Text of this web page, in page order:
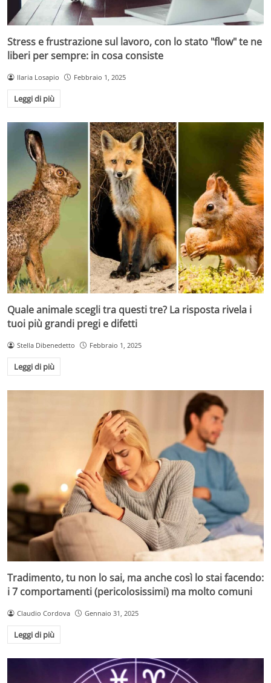
Stress e frustrazione sul lavoro, con lo stato "flow" te ne
liberi per sempre: in cosa consiste
Ilaria Losapio Febbraio 1, 2025
Leggi di più
Quale animale scegli tra questi tre? La risposta rivela i
tuoi più grandi pregi e difetti
Stella Dibenedetto Febbraio 1, 2025
Leggi di più
Tradimento, tu non lo sai, ma anche così lo stai facendo:
i 7 comportamenti (pericolosissimi) ma molto comuni
Claudio Cordova Gennaio 31, 2025
Leggi di più